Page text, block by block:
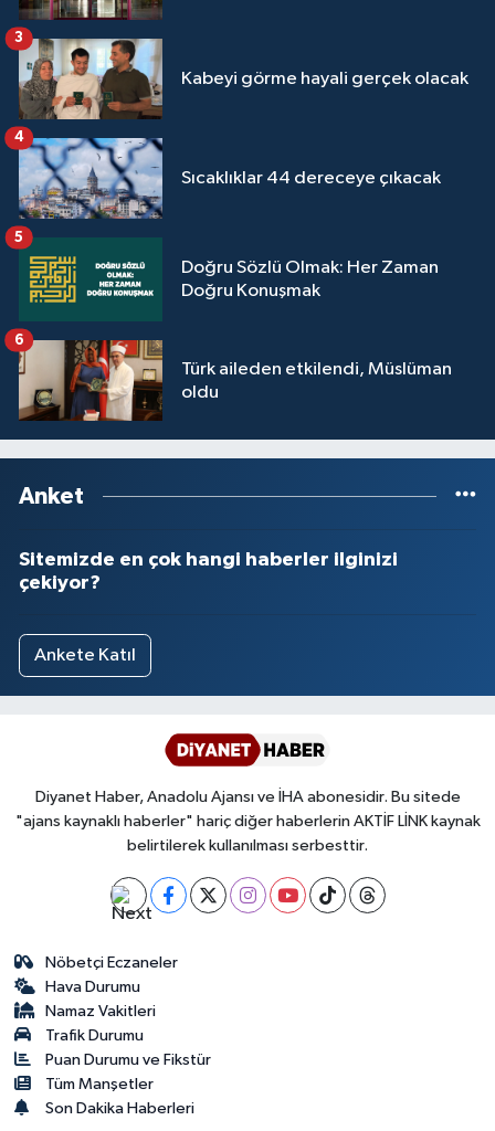
Kabeyi görme hayali gerçek olacak
3
Sıcaklıklar 44 dereceye çıkacak
4
Doğru Sözlü Olmak: Her Zaman
Doğru Konuşmak
5
Türk aileden etkilendi, Müslüman
oldu
6
Anket
Sitemizde en çok hangi haberler ilginizi
çekiyor?
Ankete Katıl
Diyanet Haber, Anadolu Ajansı ve İHA abonesidir. Bu sitede
"ajans kaynaklı haberler" hariç diğer haberlerin AKTİF LİNK kaynak
belirtilerek kullanılması serbesttir.
Nöbetçi Eczaneler
Hava Durumu
Namaz Vakitleri
Trafik Durumu
Puan Durumu ve Fikstür
Tüm Manşetler
Son Dakika Haberleri